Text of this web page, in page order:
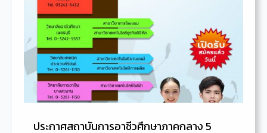
ประกาศสถาบันการอาชีวศึกษาภาคกลาง 5